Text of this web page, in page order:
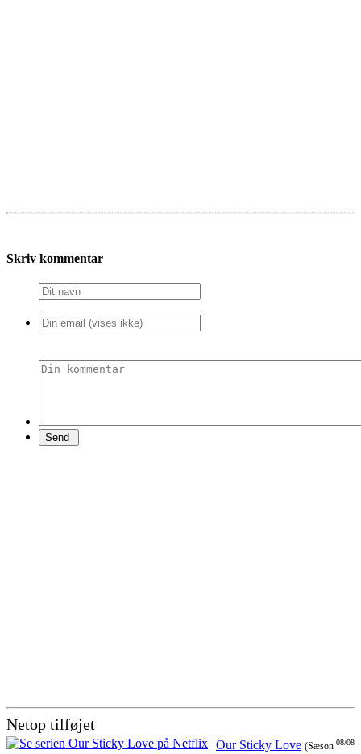
Skriv kommentar
Netop tilføjet
08/08
Our Sticky Love (Sæson